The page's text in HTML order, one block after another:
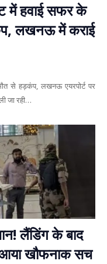
में हवाई सफर के
लखनऊ में कराई
से हड़कंप, लखनऊ एयरपोर्ट पर
जा रही…
लैंडिंग के बाद
खौफनाक सच